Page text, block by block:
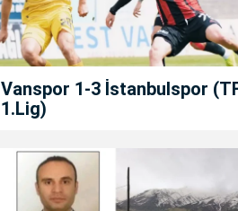
Vanspor 1-3 İstanbulspor
1.Lig)